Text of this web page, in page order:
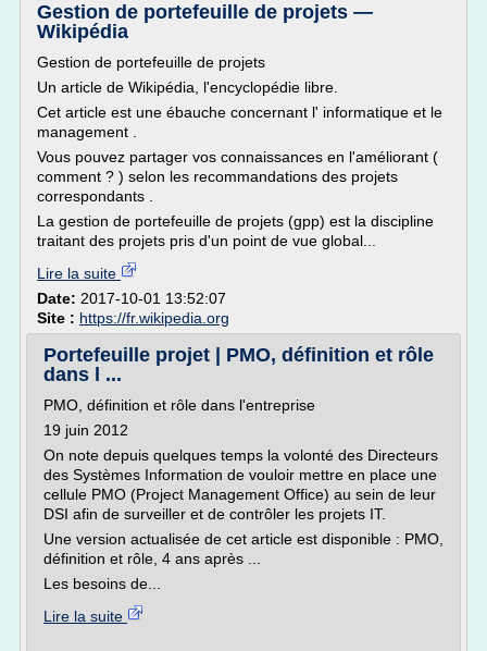
Gestion de portefeuille de projets —
Wikipédia
Gestion de portefeuille de projets
Un article de Wikipédia, l'encyclopédie libre.
Cet article est une ébauche concernant l' informatique et le
management .
Vous pouvez partager vos connaissances en l'améliorant (
comment ? ) selon les recommandations des projets
correspondants .
La gestion de portefeuille de projets (gpp) est la discipline
traitant des projets pris d'un point de vue global...
Lire la suite
Date: 2017-10-01 13:52:07
Site : https://fr.wikipedia.org
Portefeuille projet | PMO, définition et rôle
dans l ...
PMO, définition et rôle dans l'entreprise
19 juin 2012
On note depuis quelques temps la volonté des Directeurs
des Systèmes Information de vouloir mettre en place une
cellule PMO (Project Management Office) au sein de leur
DSI afin de surveiller et de contrôler les projets IT.
Une version actualisée de cet article est disponible : PMO,
définition et rôle, 4 ans après ...
Les besoins de...
Lire la suite